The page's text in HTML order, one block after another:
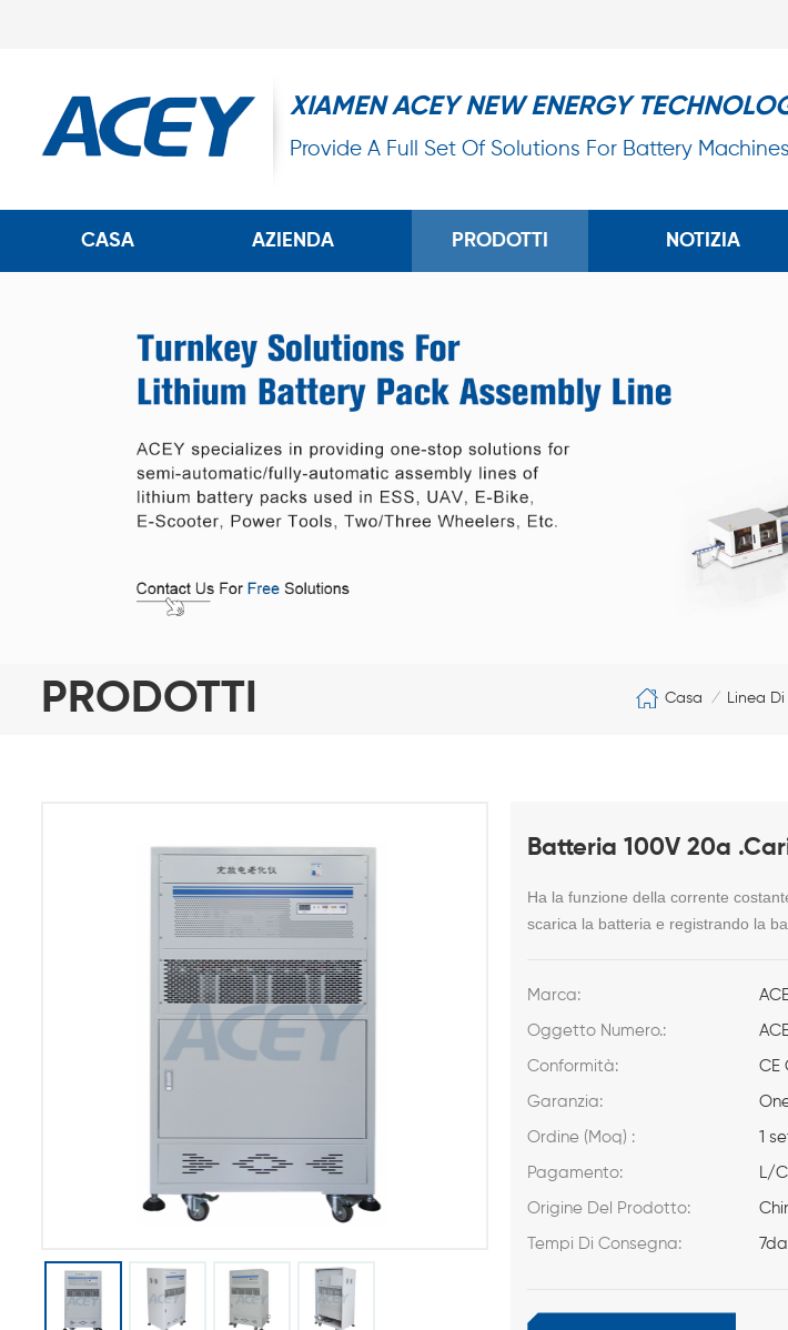
XIAMEN ACEY NEW ENERGY
Provide A Full Set Of Solutions For Battery
CASA AZIENDA PRODOTTI NOTIZIA
PRODOTTI Casa / Linea
Batteria 100V 20a
Ha la funzione della corrente
scarica la batteria e registrando la
Marca:
Oggetto Numero.:
Conformità: CE
Garanzia:
Ordine (Moq) : 1
Pagamento: L/
Origine Del Prodotto:
Tempi Di Consegna: